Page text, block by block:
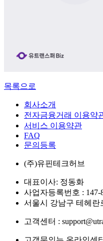
목록으로
회사소개
전자금융거래 이용약
서비스 이용약관
FAQ
문의등록
(주)유핀테크허브
대표이사: 정동화
사업자등록번호 : 147-
서울시 강남구 테헤란
고객센터 :